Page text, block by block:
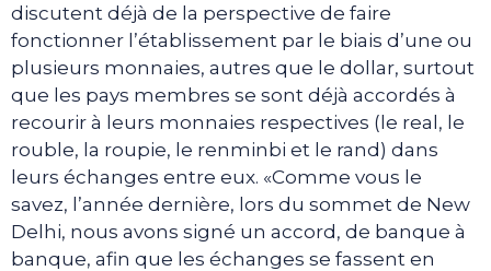
discutent déjà de la perspective de faire
fonctionner l’établissement par le biais d’une ou
plusieurs monnaies, autres que le dollar, surtout
que les pays membres se sont déjà accordés à
recourir à leurs monnaies respectives (le real, le
rouble, la roupie, le renminbi et le rand) dans
leurs échanges entre eux. «Comme vous le
savez, l’année dernière, lors du sommet de New
Delhi, nous avons signé un accord, de banque à
banque, afin que les échanges se fassent en